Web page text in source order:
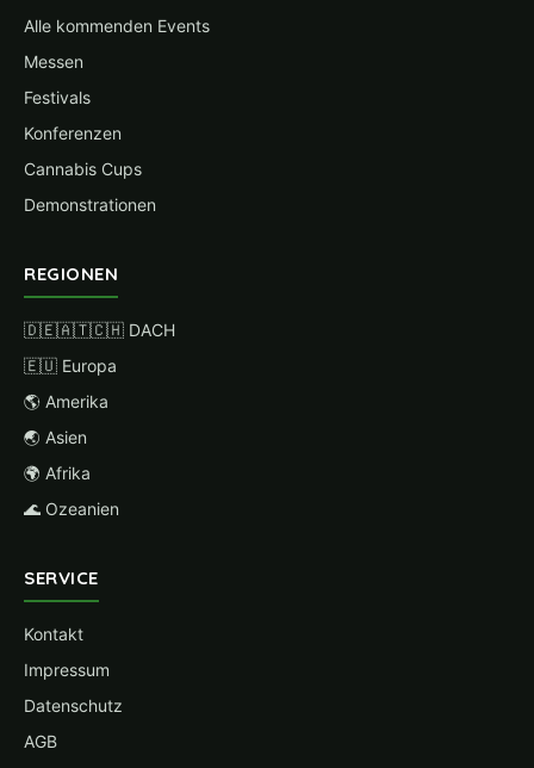
Alle kommenden Events
Messen
Festivals
Konferenzen
Cannabis Cups
Demonstrationen
REGIONEN
🇩🇪🇦🇹🇨🇭 DACH
🇪🇺 Europa
🌎 Amerika
🌏 Asien
🌍 Afrika
🌊 Ozeanien
SERVICE
Kontakt
Impressum
Datenschutz
AGB